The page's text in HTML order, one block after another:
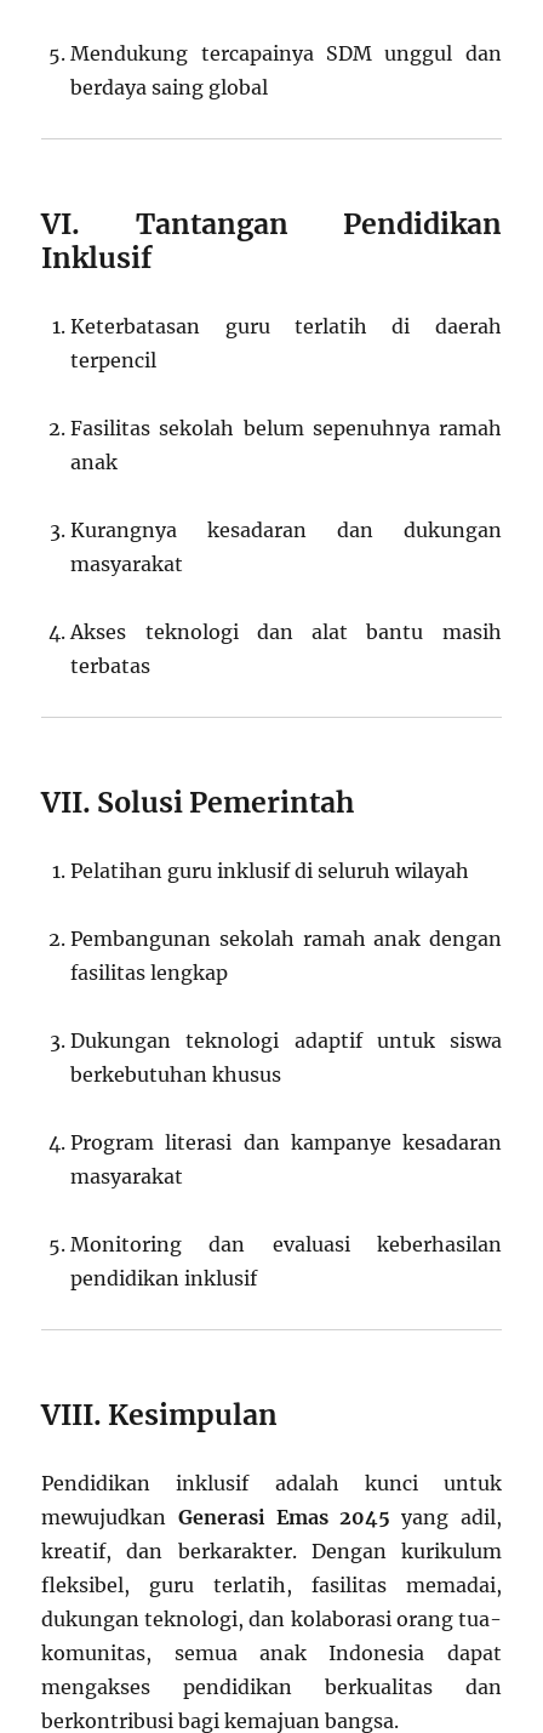
Mendukung tercapainya SDM unggul dan
berdaya saing global
VI. Tantangan Pendidikan
Inklusif
Keterbatasan guru terlatih di daerah
terpencil
Fasilitas sekolah belum sepenuhnya ramah
anak
Kurangnya kesadaran dan dukungan
masyarakat
Akses teknologi dan alat bantu masih
terbatas
VII. Solusi Pemerintah
Pelatihan guru inklusif di seluruh wilayah
Pembangunan sekolah ramah anak dengan
fasilitas lengkap
Dukungan teknologi adaptif untuk siswa
berkebutuhan khusus
Program literasi dan kampanye kesadaran
masyarakat
Monitoring dan evaluasi keberhasilan
pendidikan inklusif
VIII. Kesimpulan
Pendidikan inklusif adalah kunci untuk
mewujudkan Generasi Emas 2045 yang adil,
kreatif, dan berkarakter. Dengan kurikulum
fleksibel, guru terlatih, fasilitas memadai,
dukungan teknologi, dan kolaborasi orang tua-
komunitas, semua anak Indonesia dapat
mengakses pendidikan berkualitas dan
berkontribusi bagi kemajuan bangsa.